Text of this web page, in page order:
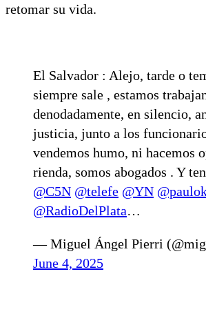
retomar su vida.
El Salvador : Alejo, tarde o
siempre sale , estamos
denodadamente, en silencio,
justicia, junto a los
vendemos humo, ni hacemos
rienda, somos abogados . Y
@C5N @telefe @YN
@RadioDelPlata…
— Miguel Ángel Pierri
June 4, 2025